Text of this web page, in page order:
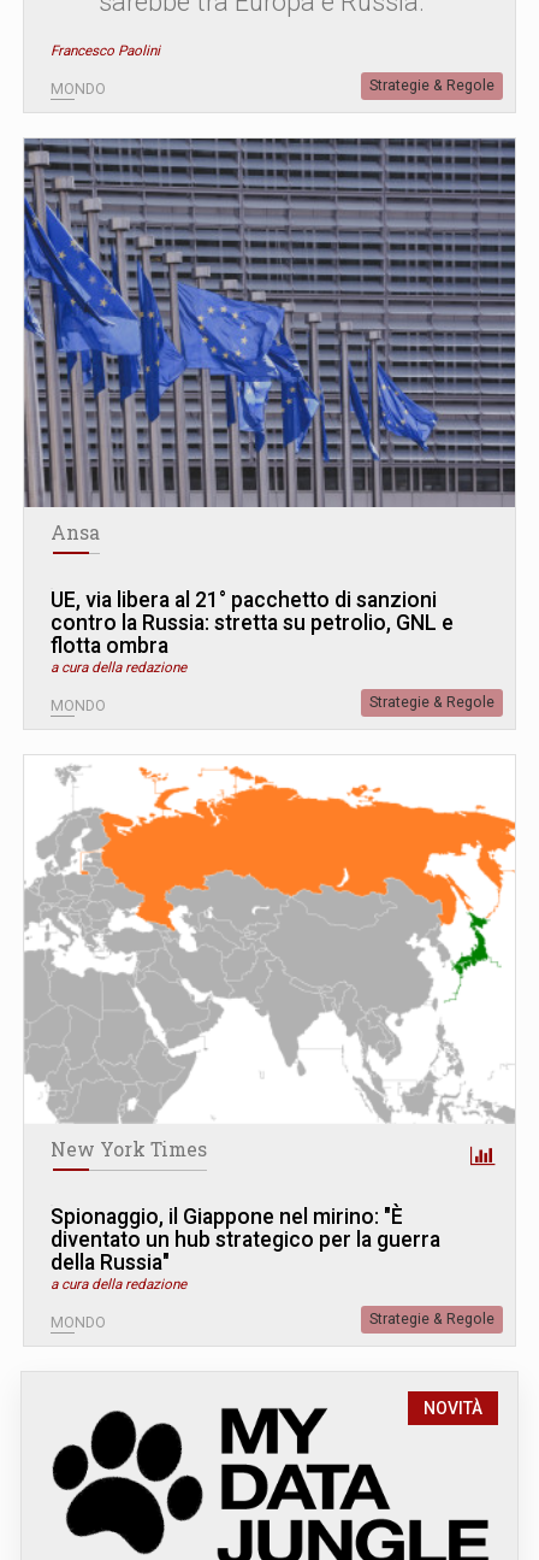
Francesco Paolini
MONDO Strategie & Regole
Ansa
UE, via libera al 21° pacchetto di sanzioni
contro la Russia: stretta su petrolio, GNL e
flotta ombra
a cura della redazione
MONDO Strategie & Regole
New York Times
Spionaggio, il Giappone nel mirino: "È
diventato un hub strategico per la guerra
della Russia"
a cura della redazione
MONDO Strategie & Regole
NOVITÀ